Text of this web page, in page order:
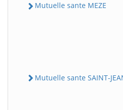
Mutuelle sante MEZE
Mutuelle sante SAINT-